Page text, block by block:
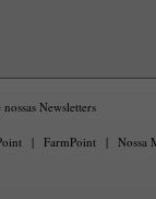
nossas Newsletters
| FarmPoint | Nossa